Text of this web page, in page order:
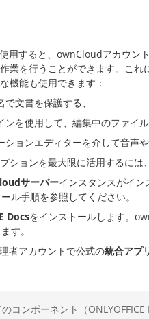
用すると、ownCloudアカウン
業を行うことができます。こ
機能も使用できます：
文書を保護する、
ンを使用して、編集中のファイ
ションエディターを介して音声や
ションを最大限に活用するに
サーバーインスタンスがイン
ル手順を参照してください。
Docsをインストールします。
す。
者アカウントで公式の統合アプ
コンポーネント（